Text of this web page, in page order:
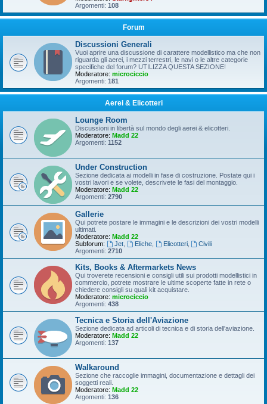
Argomenti: 108
Forum
Discussioni Generali
Vuoi aprire una discussione di carattere modellistico ma che non
riguarda gli aerei, i mezzi terrestri, le navi o le altre categorie
specifiche del forum? UTILIZZA QUESTA SEZIONE!
Moderatore: microciccio
Argomenti: 181
Aerei & Elicotteri
Lounge Room
Discussioni in libertà sul mondo degli aerei & elicotteri.
Moderatore: Madd 22
Argomenti: 1152
Under Construction
Sezione dedicata ai modelli in fase di costruzione. Postate qui i
vostri lavori e se volete, descrivete le fasi del montaggio.
Moderatore: Madd 22
Argomenti: 2790
Gallerie
Qui potrete postare le immagini e le descrizioni dei vostri modelli
ultimati.
Moderatore: Madd 22
Subforum:
Jet, Eliche, Elicotteri,
Civili
Argomenti: 2710
Kits, Books & Aftermarkets News
Qui troverete recensioni e consigli utili sui prodotti modellistici in
commercio, potrete mostrare le ultime scoperte fatte in rete o
chiedere consigli su quali kit acquistare.
Moderatore: microciccio
Argomenti: 438
Tecnica e Storia dell'Aviazione
Sezione dedicata ad articoli di tecnica e di storia dell'aviazione.
Moderatore: Madd 22
Argomenti: 137
Walkaround
Sezione che raccoglie immagini, documentazione e dettagli dei
soggetti reali.
Moderatore: Madd 22
Argomenti: 136